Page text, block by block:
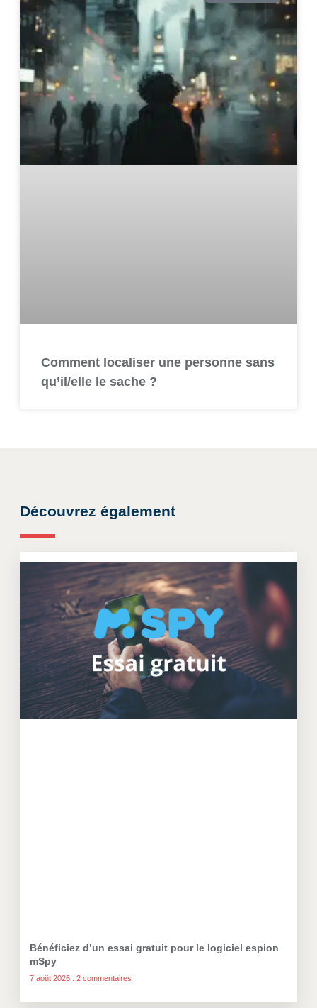
Comment localiser une personne sans
qu’il/elle le sache ?
Découvrez également
Bénéficiez d’un essai gratuit pour le logiciel espion
mSpy
7 août 2026 2 commentaires